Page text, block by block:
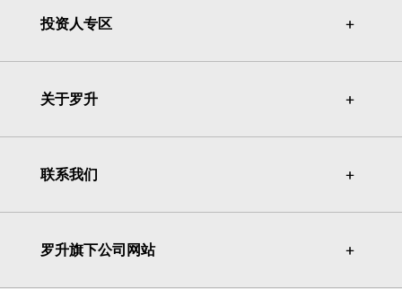
投资人专区 ＋
＋
关于罗升 ＋
＋
联系我们 ＋
＋
罗升旗下公司网站 ＋
＋